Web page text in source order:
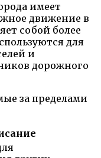
имеет
движение в
собой более
для
и
дорожного
за пределами